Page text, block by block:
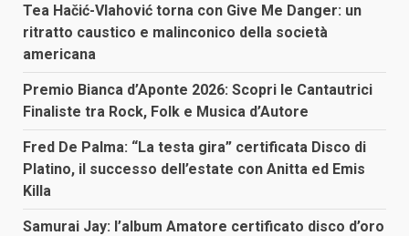
Tea Hačić-Vlahović torna con Give Me Danger: un
ritratto caustico e malinconico della società
americana
Premio Bianca d’Aponte 2026: Scopri le Cantautrici
Finaliste tra Rock, Folk e Musica d’Autore
Fred De Palma: “La testa gira” certificata Disco di
Platino, il successo dell’estate con Anitta ed Emis
Killa
Samurai Jay: l’album Amatore certificato disco d’oro